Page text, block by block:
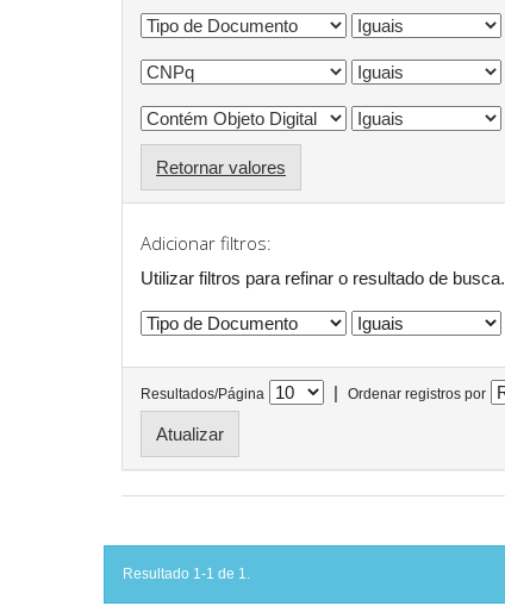
Retornar valores
Adicionar filtros:
Utilizar filtros para refinar o resultado de busca.
Resultados/Página | Ordenar registros por
Resultado 1-1 de 1.